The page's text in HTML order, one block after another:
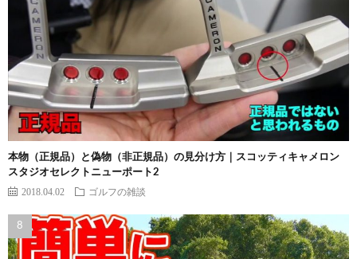
本物（正規品）と偽物（非正規品）の見分け方｜スコッティキャメロン
スタジオセレクトニューポート2
2018.04.02 ゴルフの雑談